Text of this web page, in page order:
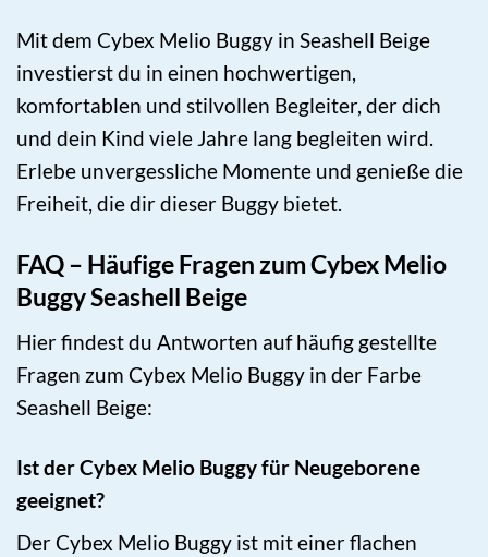
Mit dem Cybex Melio Buggy in Seashell Beige
investierst du in einen hochwertigen,
komfortablen und stilvollen Begleiter, der dich
und dein Kind viele Jahre lang begleiten wird.
Erlebe unvergessliche Momente und genieße die
Freiheit, die dir dieser Buggy bietet.
FAQ – Häufige Fragen zum Cybex Melio
Buggy Seashell Beige
Hier findest du Antworten auf häufig gestellte
Fragen zum Cybex Melio Buggy in der Farbe
Seashell Beige:
Ist der Cybex Melio Buggy für Neugeborene
geeignet?
Der Cybex Melio Buggy ist mit einer flachen